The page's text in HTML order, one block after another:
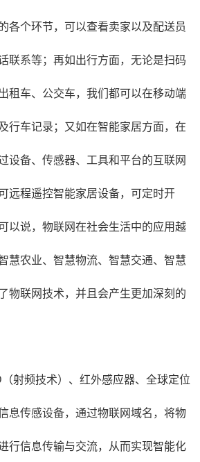
各个环节，可以查看卖家以及配送员
联系等；再如出行方面，无论是扫码
租车、公交车，我们都可以在移动端
行车记录；又如在智能家居方面，在
设备、传感器、工具和平台的互联网
远程遥控智能家居设备，可定时开
以说，物联网在社会生活中的应用越
慧农业、智慧物流、智慧交通、智慧
物联网技术，并且会产生更加深刻的
射频技术）、红外感应器、全球定位
息传感设备，通过物联网域名，将物
行信息传输与交流，从而实现智能化